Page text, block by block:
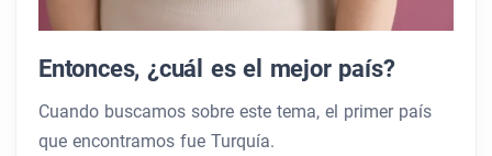
Entonces, ¿cuál es el mejor país?
Cuando buscamos sobre este tema, el primer país
que encontramos fue Turquía.